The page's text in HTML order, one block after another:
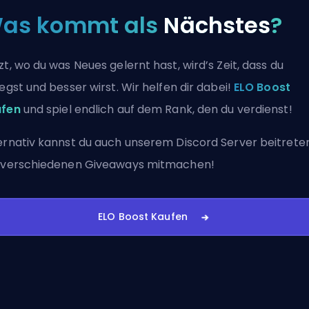
kommt als Nächstes?
wo du was Neues gelernt hast, wird’s Zeit, dass du
und besser wirst. Wir helfen dir dabei! ELO Boost
und spiel endlich auf dem Rank, den du verdienst!
kannst du auch unserem Discord Server
Giveaways mitmachen!
ELO Boost Kaufen